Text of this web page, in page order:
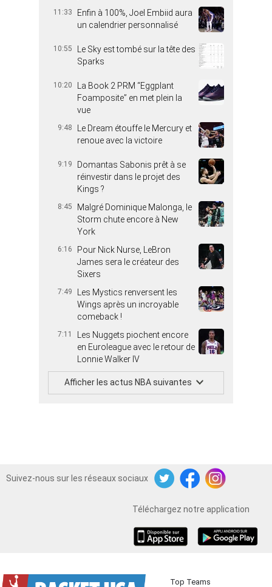
11:33
Enfin à 100%, Joel Embiid aura
un calendrier personnalisé
10:55
Le Sky est tombé sur la tête des
Sparks
10:20
La Book 2 PRM “Eggplant
Foamposite” en met plein la
vue
9:48
Le Dream étouffe le Mercury et
renoue avec la victoire
9:19
Domantas Sabonis prêt à se
réinvestir dans le projet des
Kings ?
8:45
Malgré Dominique Malonga, le
Storm chute encore à New
York
6:16
Pour Nick Nurse, LeBron
James sera le créateur des
Sixers
7:49
Les Mystics renversent les
Wings après un incroyable
comeback !
7:11
Les Nuggets piochent encore
en Euroleague avec le retour de
Lonnie Walker IV
Afficher les actus NBA suivantes
Suivez-nous sur les réseaux sociaux
TwitterFacebookInstagram
Téléchargez notre application
Top Teams